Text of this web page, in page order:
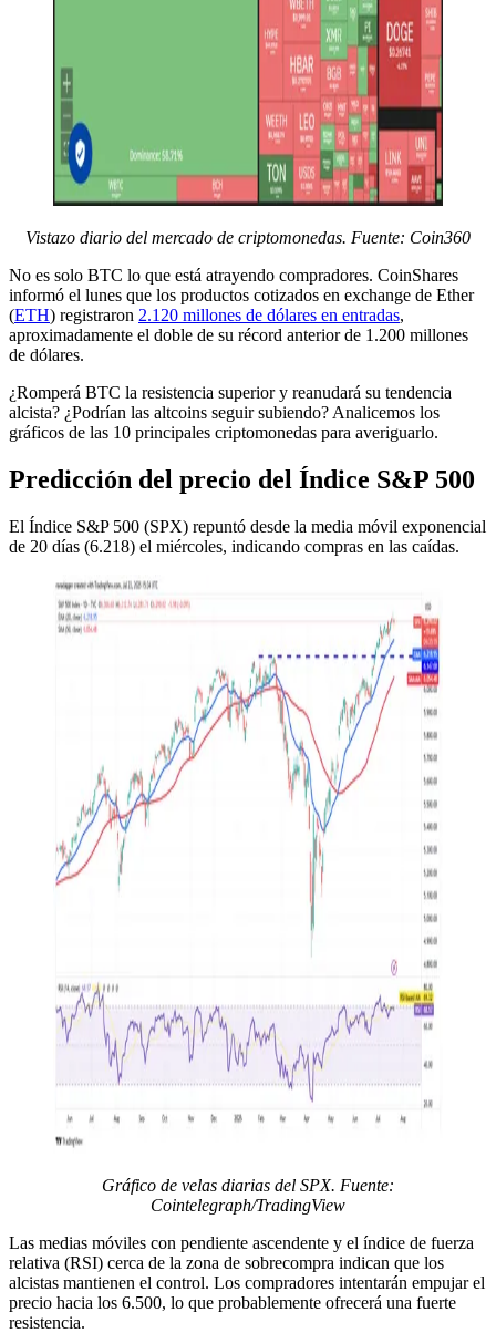
Vistazo diario del mercado de criptomonedas. Fuente: Coin360
No es solo BTC lo que está atrayendo compradores. CoinShares
informó el lunes que los productos cotizados en exchange de Ether
(ETH) registraron 2.120 millones de dólares en entradas,
aproximadamente el doble de su récord anterior de 1.200 millones
de dólares.
¿Romperá BTC la resistencia superior y reanudará su tendencia
alcista? ¿Podrían las altcoins seguir subiendo? Analicemos los
gráficos de las 10 principales criptomonedas para averiguarlo.
Predicción del precio del Índice S&P 500
El Índice S&P 500 (SPX) repuntó desde la media móvil exponencial
de 20 días (6.218) el miércoles, indicando compras en las caídas.
Gráfico de velas diarias del SPX. Fuente:
Cointelegraph/TradingView
Las medias móviles con pendiente ascendente y el índice de fuerza
relativa (RSI) cerca de la zona de sobrecompra indican que los
alcistas mantienen el control. Los compradores intentarán empujar el
precio hacia los 6.500, lo que probablemente ofrecerá una fuerte
resistencia.